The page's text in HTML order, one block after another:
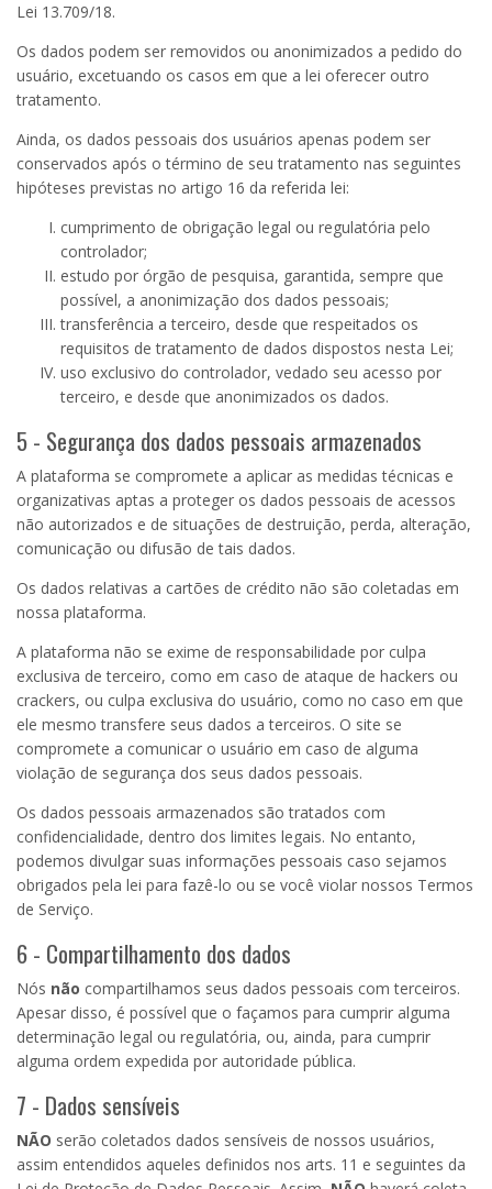
Lei 13.709/18.
Os dados podem ser removidos ou anonimizados a pedido do
usuário, excetuando os casos em que a lei oferecer outro
tratamento.
Ainda, os dados pessoais dos usuários apenas podem ser
conservados após o término de seu tratamento nas seguintes
hipóteses previstas no artigo 16 da referida lei:
cumprimento de obrigação legal ou regulatória pelo
controlador;
estudo por órgão de pesquisa, garantida, sempre que
possível, a anonimização dos dados pessoais;
transferência a terceiro, desde que respeitados os
requisitos de tratamento de dados dispostos nesta Lei;
uso exclusivo do controlador, vedado seu acesso por
terceiro, e desde que anonimizados os dados.
5 - Segurança dos dados pessoais armazenados
A plataforma se compromete a aplicar as medidas técnicas e
organizativas aptas a proteger os dados pessoais de acessos
não autorizados e de situações de destruição, perda, alteração,
comunicação ou difusão de tais dados.
Os dados relativas a cartões de crédito não são coletadas em
nossa plataforma.
A plataforma não se exime de responsabilidade por culpa
exclusiva de terceiro, como em caso de ataque de hackers ou
crackers, ou culpa exclusiva do usuário, como no caso em que
ele mesmo transfere seus dados a terceiros. O site se
compromete a comunicar o usuário em caso de alguma
violação de segurança dos seus dados pessoais.
Os dados pessoais armazenados são tratados com
confidencialidade, dentro dos limites legais. No entanto,
podemos divulgar suas informações pessoais caso sejamos
obrigados pela lei para fazê-lo ou se você violar nossos Termos
de Serviço.
6 - Compartilhamento dos dados
Nós não compartilhamos seus dados pessoais com terceiros.
Apesar disso, é possível que o façamos para cumprir alguma
determinação legal ou regulatória, ou, ainda, para cumprir
alguma ordem expedida por autoridade pública.
7 - Dados sensíveis
NÃO serão coletados dados sensíveis de nossos usuários,
assim entendidos aqueles definidos nos arts. 11 e seguintes da